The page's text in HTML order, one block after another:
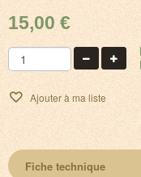
15,00 €
Ajouter à ma liste
Fiche technique